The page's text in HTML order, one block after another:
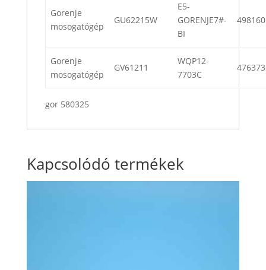
Gorenje
mosogatógép
GU62215W
E5-
GORENJE7#-
BI
498160
Gorenje
mosogatógép
GV61211
WQP12-
7703C
476373
gor 580325
Kapcsolódó termékek